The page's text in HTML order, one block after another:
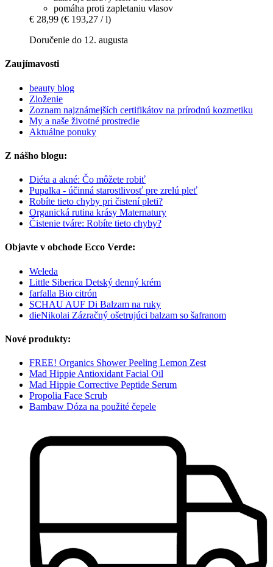
pomáha proti zapletaniu vlasov
€ 28,99 (€ 193,27 / l)
Doručenie do 12. augusta
Zaujímavosti
beauty blog
Zloženie
Zoznam najznámejších certifikátov na prírodnú kozmetiku
My a naše životné prostredie
Aktuálne ponuky
Z nášho blogu:
Diéta a akné: Čo môžete robiť
Pupalka - účinná starostlivosť pre zrelú pleť
Robíte tieto chyby pri čistení pleti?
Organická rutina krásy Maternatury
Čistenie tváre: Robíte tieto chyby?
Objavte v obchode Ecco Verde:
Weleda
Little Siberica Detský denný krém
farfalla Bio citrón
SCHAU AUF Di Balzam na ruky
dieNikolai Zázračný ošetrujúci balzam so šafranom
Nové produkty:
FREE! Organics Shower Peeling Lemon Zest
Mad Hippie Antioxidant Facial Oil
Mad Hippie Corrective Peptide Serum
Propolia Face Scrub
Bambaw Dóza na použité čepele